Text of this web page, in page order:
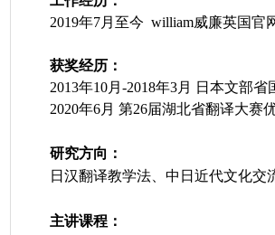
2019年7月至今 william威廉英国官
获奖经历：
2013年10月-2018年3月 日本文部省
2020年6月 第26届湖北省翻译大赛
研究方向：
日汉翻译教学法、中日近代文化交
主讲课程：